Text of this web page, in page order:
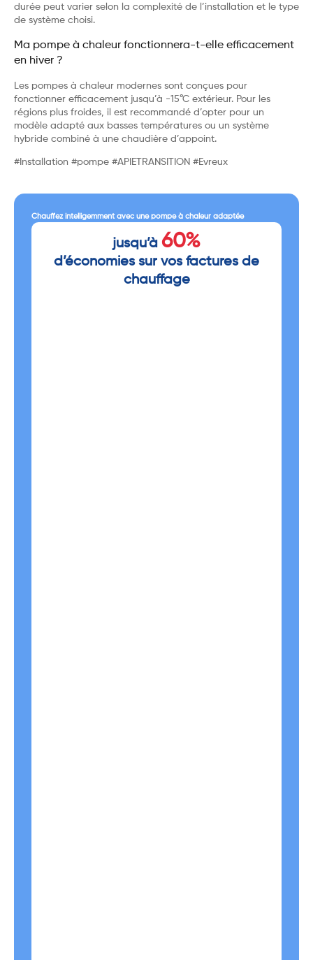
durée peut varier selon la complexité de l’installation et le type
de système choisi.
Ma pompe à chaleur fonctionnera-t-elle efficacement
en hiver ?
Les pompes à chaleur modernes sont conçues pour
fonctionner efficacement jusqu’à -15°C extérieur. Pour les
régions plus froides, il est recommandé d’opter pour un
modèle adapté aux basses températures ou un système
hybride combiné à une chaudière d’appoint.
#Installation #pompe #APIETRANSITION #Evreux
Chauffez intelligemment avec une pompe à chaleur adaptée
jusqu’à 60%
d’économies sur vos factures de
chauffage